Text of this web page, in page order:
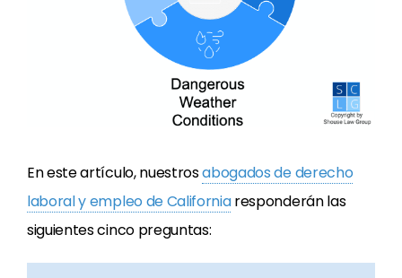
En este artículo, nuestrosabogados de derecho
laboral y empleo de Californiaresponderán las
siguientes cinco preguntas: